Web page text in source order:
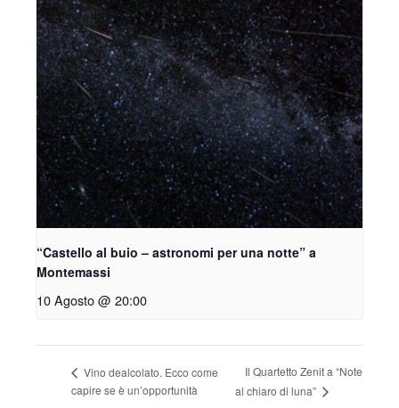
“Castello al buio – astronomi per una notte” a
Montemassi
10 Agosto @ 20:00
Vino dealcolato. Ecco come
capire se è un’opportunità
Il Quartetto Zenit a “Note
al chiaro di luna”